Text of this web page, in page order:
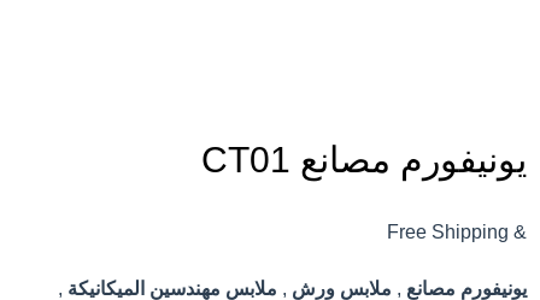
يونيفورم مصانع CT01
& Free Shipping
يونيفورم مصانع , ملابس ورش , ملابس مهندسين الميكانيكة ,